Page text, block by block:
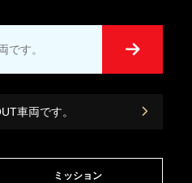
です。
車両です。
ミッション